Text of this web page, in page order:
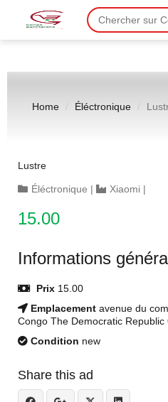
Home Éléctronique
Lustre
Éléctronique | Xiaomi |
15.00
Informations
Prix 15.00
Emplacement avenue du
Congo The Democratic Republic
Condition new
Share this ad